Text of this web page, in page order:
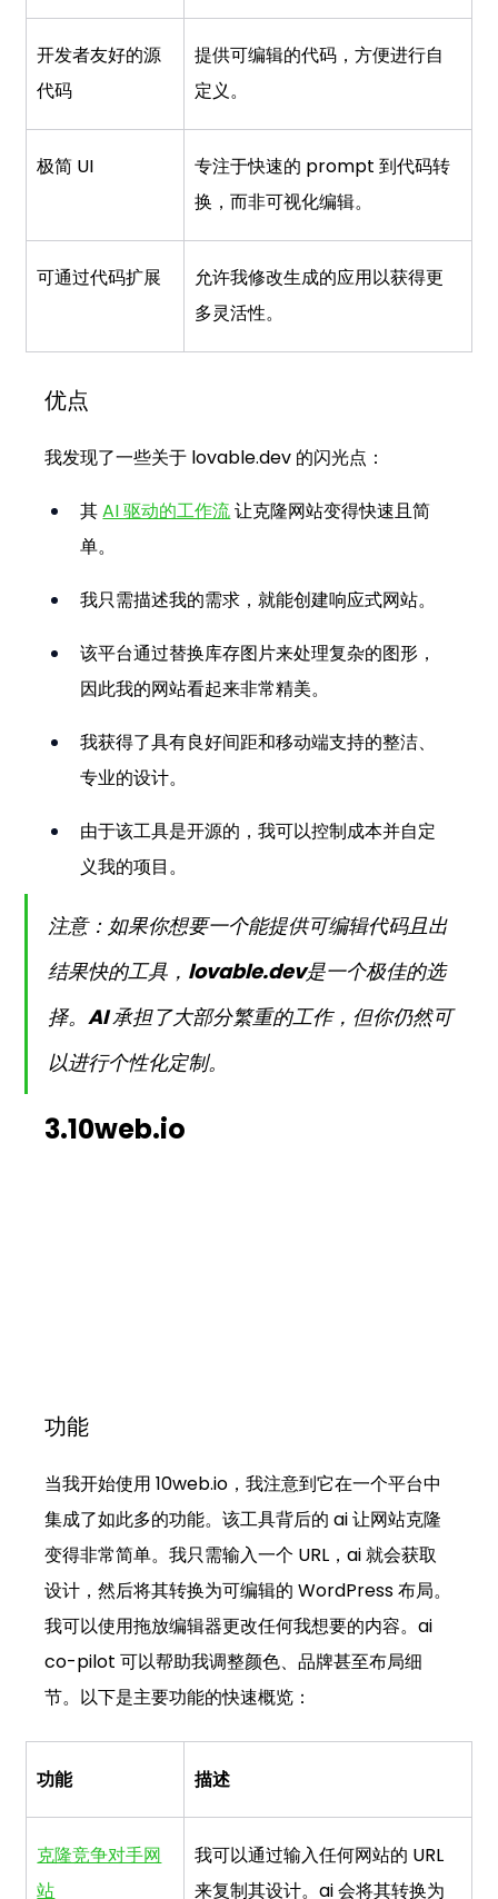
开发者友好的源
代码
提供可编辑的代码，方便进行自
定义。
极简 UI
专注于快速的 prompt 到代码转
换，而非可视化编辑。
可通过代码扩展
允许我修改生成的应用以获得更
多灵活性。
优点
我发现了一些关于 lovable.dev 的闪光点：
其AI 驱动的工作流让克隆网站变得快速且简
单。
我只需描述我的需求，就能创建响应式网站。
该平台通过替换库存图片来处理复杂的图形，
因此我的网站看起来非常精美。
我获得了具有良好间距和移动端支持的整洁、
专业的设计。
由于该工具是开源的，我可以控制成本并自定
义我的项目。
注意：如果你想要一个能提供可编辑代码且出
结果快的工具， lovable.dev是一个极佳的选
择。AI 承担了大部分繁重的工作，但你仍然可
以进行个性化定制。
3.10web.io
功能
当我开始使用 10web.io ，我注意到它在一个平台中
集成了如此多的功能。该工具背后的 ai 让网站克隆
变得非常简单。我只需输入一个 URL，ai 就会获取
设计，然后将其转换为可编辑的 WordPress 布局。
我可以使用拖放编辑器更改任何我想要的内容。ai
co-pilot 可以帮助我调整颜色、品牌甚至布局细
节。以下是主要功能的快速概览：
功能 描述
克隆竞争对手网
站
我可以通过输入任何网站的 URL
来复制其设计。ai 会将其转换为